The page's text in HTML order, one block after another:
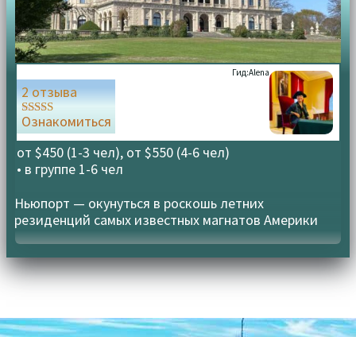
Гид:Alena
от $450 (1-3 чел), от $550 (4-6 чел)
• в группе 1-6 чел
2 отзыва
Оценка
5.00
из 5
Ознакомиться
Ньюпорт — окунуться в роскошь летних
резиденций самых известных магнатов Америки